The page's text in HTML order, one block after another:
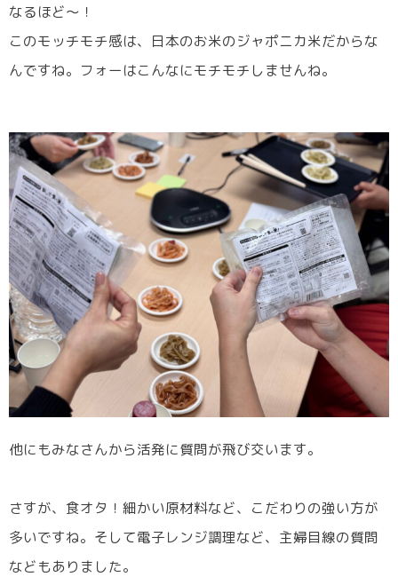
なるほど～！
このモッチモチ感は、日本のお米のジャポニカ米だからな
んですね。フォーはこんなにモチモチしませんね。
他にもみなさんから活発に質問が飛び交います。
さすが、食オタ！細かい原材料など、こだわりの強い方が
多いですね。そして電子レンジ調理など、主婦目線の質問
などもありました。